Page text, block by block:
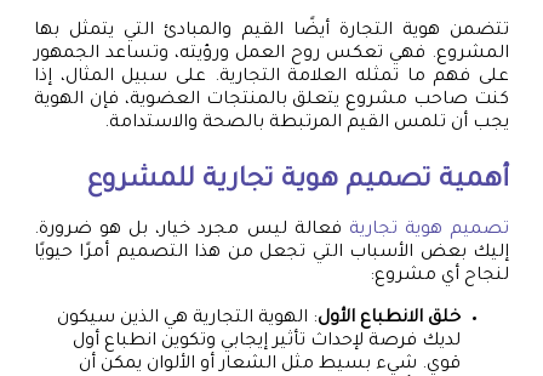
تتضمن هوية التجارة أيضًا القيم والمبادئ التي يتمثل بها
المشروع. فهي تعكس روح العمل ورؤيته، وتساعد الجمهور
على فهم ما تمثله العلامة التجارية. على سبيل المثال، إذا
كنت صاحب مشروع يتعلق بالمنتجات العضوية، فإن الهوية
يجب أن تلمس القيم المرتبطة بالصحة والاستدامة.
أهمية تصميم هوية تجارية للمشروع
تصميم هوية تجارية فعالة ليس مجرد خيار، بل هو ضرورة.
إليك بعض الأسباب التي تجعل من هذا التصميم أمرًا حيويًا
لنجاح أي مشروع:
خلق الانطباع الأول: الهوية التجارية هي الذين سيكون
لديك فرصة لإحداث تأثير إيجابي وتكوين انطباع أول
قوي. شيء بسيط مثل الشعار أو الألوان يمكن أن